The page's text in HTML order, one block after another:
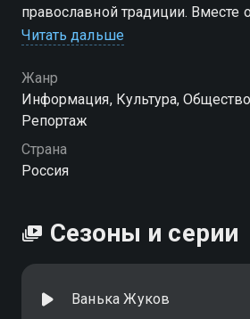
православной традиции. Вместе
библейские тексты, разбирают
учения
Читать дальше
Жанр
Информация, Культура,
Репортаж
Страна
Россия
Сезоны и серии
Ванька Жуков